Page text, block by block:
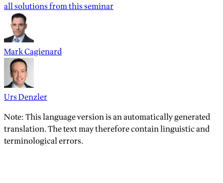
all solutions from this seminar
Mark Cagienard
Urs Denzler
Note: This language version is an automatically generated
translation. The text may therefore contain linguistic and
terminological errors.